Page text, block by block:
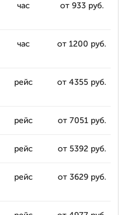
час от 933 руб.
час от 1200 руб.
рейс от 4355 руб.
рейс от 7051 руб.
рейс от 5392 руб.
рейс от 3629 руб.